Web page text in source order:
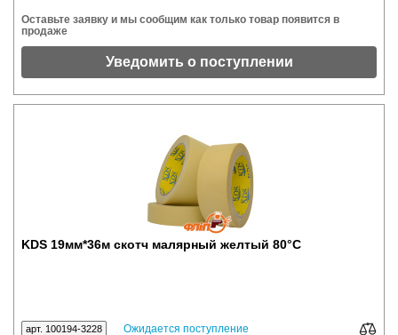
Оставьте заявку и мы сообщим как только товар появится в
продаже
Уведомить о поступлении
KDS 19мм*36м скотч малярный желтый 80°С
арт. 100194-3228 Ожидается поступление